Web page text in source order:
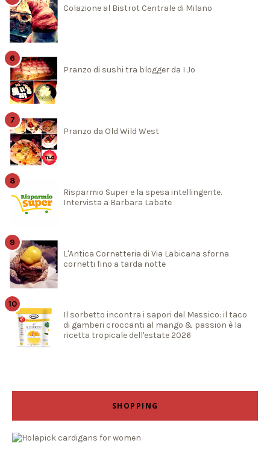
Colazione al Bistrot Centrale di Milano
Pranzo di sushi tra blogger da I Jo
Pranzo da Old Wild West
Risparmio Super e la spesa intellingente.
Intervista a Barbara Labate
L'Antica Cornetteria di Via Labicana sforna
cornetti fino a tarda notte
Il sorbetto incontra i sapori del Messico: il taco
di gamberi croccanti al mango & passion è la
ricetta tropicale dell'estate 2026
SHOPPING